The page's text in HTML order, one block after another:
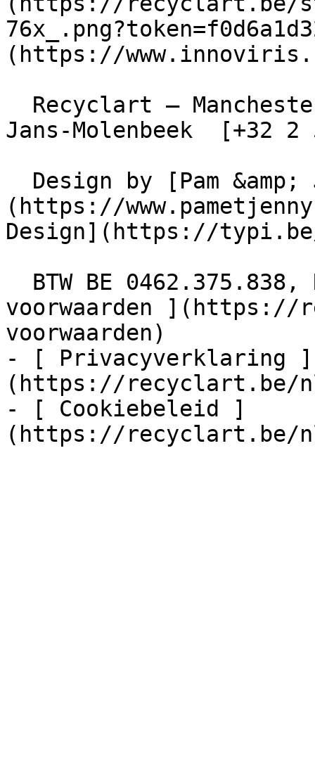
(https://
Jans-Molenbeek  [+32
(https://
Design](https://
voorwaarden ](https://
voorwaarden)
- [ Privacyverklaring ]
(https://recyclart.be/
- [ Cookiebeleid ]